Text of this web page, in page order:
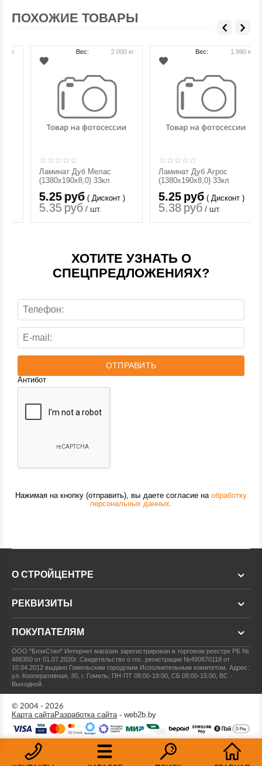
ПОХОЖИЕ ТОВАРЫ
Ламинат Дуб Мелас
(1380х190х8,0) 33кл
5.25руб( Дисконт )
5.35руб/ шт.
2.000 кг
Ламинат Дуб Агрос
(1380х190х8,0) 33кл
5.25руб( Дисконт )
5.38 руб/ шт.
1.990 кг
ХОТИТЕ УЗНАТЬ О
СПЕЦПРЕДЛОЖЕНИЯХ?
ОТПРАВИТЬ
Антибот
Нажимая на кнопку (отправить), вы даете согласие на обработку
персональных данных.
О СТРОЙЦЕНТРЕ
РЕКВИЗИТЫ
ПОКУПАТЕЛЯМ
ООО "БлэкСтил" Интернет магазин зарегистрирован в торговом реестре РБ №
486350 от 01.07.2020г.Свидетельство о гос. регистрации №490870118 от
10.04.2012 выдано Гомельским городским Исполнительным комитетом.Адрес:
ул. Кооперативная, 30, г. Гомель; ПН-ПТ 08:00-18:00, СБ 08:00-15:00, ВС -
Выходной.
© 2004 - 2026
Карта сайтаРазработка сайта- web2b.by